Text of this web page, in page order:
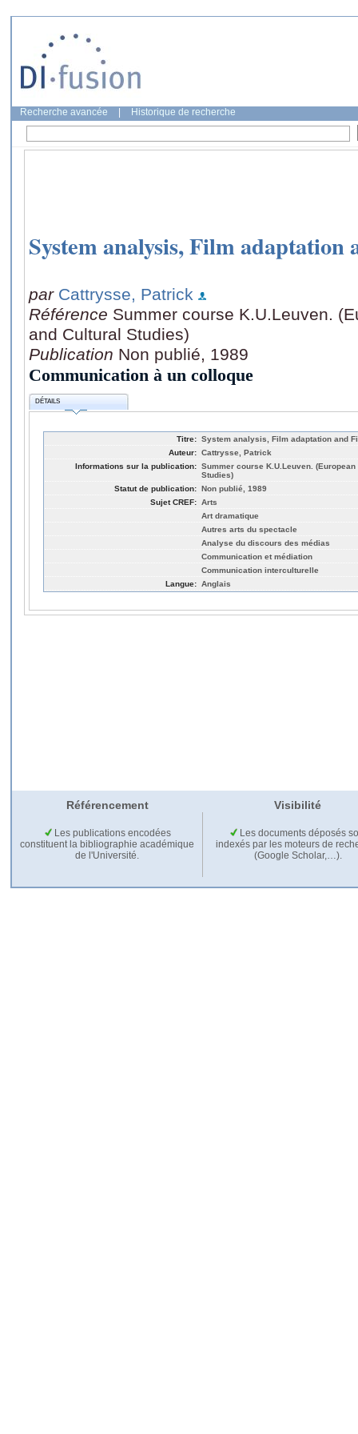
Recherche avancée Historique de recherche
System analysis, Film
par Cattrysse, Patrick
Référence Summer course K.U.Leuven.
and Cultural Studies)
Publication Non publié, 1989
Communication à un colloque
DÉTAILS
Titre: System analysis, Film adaptation and
Auteur: Cattrysse, Patrick
Informations sur la publication: Summer course K.U.Leuven.
Studies)
Statut de publication: Non publié, 1989
Sujet CREF: Arts
Art dramatique
Autres arts du spectacle
Analyse du discours des médias
Communication et médiation
Communication interculturelle
Langue: Anglais
Référencement Visibilité
Les publications encodées
constituent la bibliographie académique
de l'Université.
Les documents déposés
indexés par les moteurs de
(Google Scholar,…).